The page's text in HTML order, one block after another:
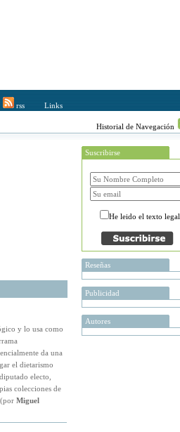
rss Links
Historial de Navegación
y lo usa como
da una
el dietarismo
electo,
colecciones de
Miguel
Suscribirse
He leido el texto legal
Reseñas
Publicidad
Autores